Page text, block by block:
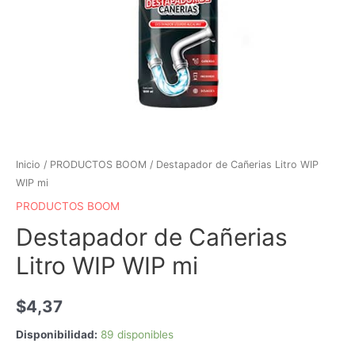
Inicio / PRODUCTOS BOOM / Destapador de Cañerias Litro WIP
WIP mi
PRODUCTOS BOOM
Destapador de Cañerias
Litro WIP WIP mi
$4,37
Disponibilidad: 89 disponibles